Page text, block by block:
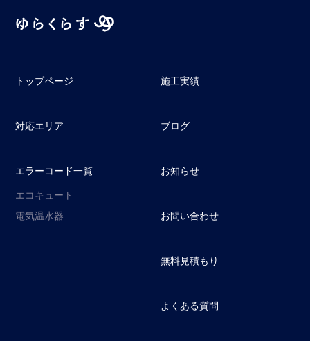
トップページ
対応エリア
エラーコード一覧
エコキュート
電気温水器
施工実績
ブログ
お知らせ
お問い合わせ
無料見積もり
よくある質問